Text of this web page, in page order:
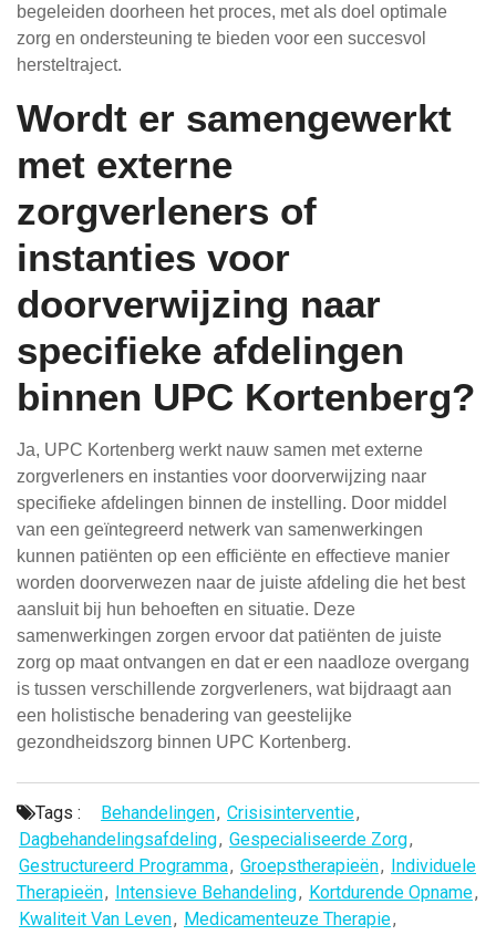
begeleiden doorheen het proces, met als doel optimale
zorg en ondersteuning te bieden voor een succesvol
hersteltraject.
Wordt er samengewerkt
met externe
zorgverleners of
instanties voor
doorverwijzing naar
specifieke afdelingen
binnen UPC Kortenberg?
Ja, UPC Kortenberg werkt nauw samen met externe
zorgverleners en instanties voor doorverwijzing naar
specifieke afdelingen binnen de instelling. Door middel
van een geïntegreerd netwerk van samenwerkingen
kunnen patiënten op een efficiënte en effectieve manier
worden doorverwezen naar de juiste afdeling die het best
aansluit bij hun behoeften en situatie. Deze
samenwerkingen zorgen ervoor dat patiënten de juiste
zorg op maat ontvangen en dat er een naadloze overgang
is tussen verschillende zorgverleners, wat bijdraagt aan
een holistische benadering van geestelijke
gezondheidszorg binnen UPC Kortenberg.
Tags : Behandelingen, Crisisinterventie,
Dagbehandelingsafdeling, Gespecialiseerde Zorg,
Gestructureerd Programma, Groepstherapieën, Individuele
Therapieën, Intensieve Behandeling, Kortdurende Opname,
Kwaliteit Van Leven, Medicamenteuze Therapie,